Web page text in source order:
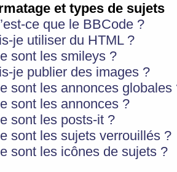
et types de sujets
ce que le BBCode ?
je utiliser du HTML ?
sont les smileys ?
je publier des images ?
sont les annonces globales
sont les annonces ?
sont les posts-it ?
sont les sujets verrouillés ?
sont les icônes de sujets ?